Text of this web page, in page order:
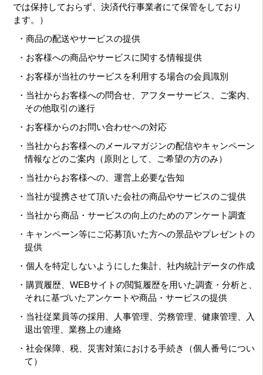
では保持しておらず、決済代行事業者にて保管をしており
ます。）
・商品の配送やサービスの提供
・お客様への商品やサービスに関する情報提供
・お客様が当社のサービスを利用する場合の会員識別
・当社からお客様への問合せ、アフターサービス、ご案内、
その他取引の遂行
・お客様からのお問い合わせへの対応
・当社からお客様へのメールマガジンの配信やキャンペーン
情報などのご案内（原則として、ご希望の方のみ）
・当社からお客様への、運営上必要な告知
・当社が提携させて頂いた会社の商品やサービスのご提供
・当社から商品・サービスの向上のためのアンケート調査
・キャンペーン等にご応募頂いた方への景品やプレゼントの
提供
・個人を特定しないようにした集計、社内統計データの作成
・購買履歴、WEBサイトの閲覧履歴を用いた調査・分析と、
それに基づいたアンケートや商品・サービスの提供
・当社従業員等の採用、人事管理、労務管理、健康管理、入
退出管理、業務上の連絡
・社会保障、税、災害対策における手続き（個人番号につい
て）